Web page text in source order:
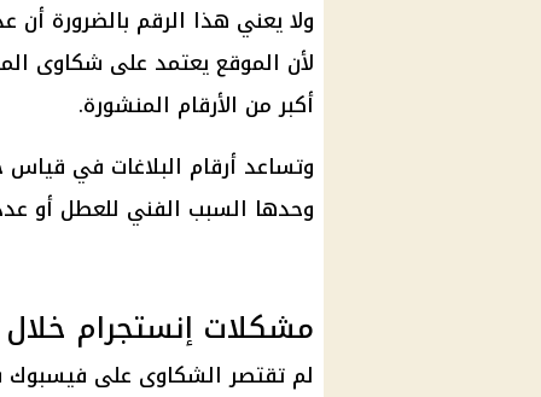
ولا يعني هذا الرقم بالضرورة أن
لأن الموقع يعتمد على شكاوى
أكبر من الأرقام المنشورة.
وتساعد أرقام البلاغات في
وحدها السبب الفني للعطل أو
مشكلات إنستجرام